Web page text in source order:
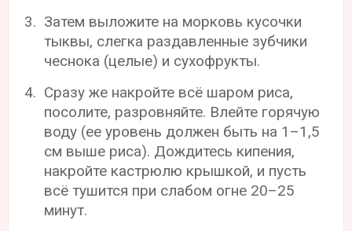
Затем выложите на морковь кусочки
тыквы, слегка раздавленные зубчики
чеснока (целые) и сухофрукты.
Сразу же накройте всё шаром риса,
посолите, разровняйте. Влейте горячую
воду (ее уровень должен быть на 1–1,5
см выше риса). Дождитесь кипения,
накройте кастрюлю крышкой, и пусть
всё тушится при слабом огне 20–25
минут.